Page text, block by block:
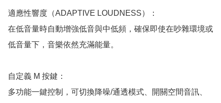
適應性響度（ADAPTIVE LOUDNESS）：
在低音量時自動增強低音與中低頻，確保即使在吵雜環境或
低音量下，音樂依然充滿能量。
自定義 M 按鍵：
多功能一鍵控制，可切換降噪/通透模式、開關空間音訊、